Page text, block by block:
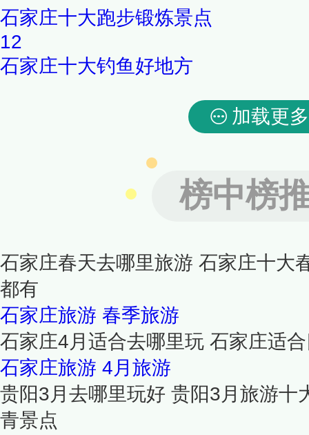
石家庄十大跑步锻炼景点
12
石家庄十大钓鱼好地方
加载更多
榜中榜
石家庄春天去哪里旅游 石家庄十大
都有
石家庄旅游 春季旅游
石家庄4月适合去哪里玩 石家庄适
石家庄旅游 4月旅游
贵阳3月去哪里玩好 贵阳3月旅游十
青景点